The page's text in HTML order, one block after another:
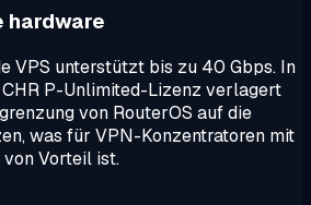
hardware
VPS unterstützt bis zu 40 Gbps. In
P-Unlimited-Lizenz verlagert
von RouterOS auf die
was für VPN-Konzentratoren mit
Vorteil ist.